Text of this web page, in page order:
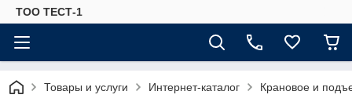
ТОО ТЕСТ-1
Товары и услуги Интернет-каталог Крановое и